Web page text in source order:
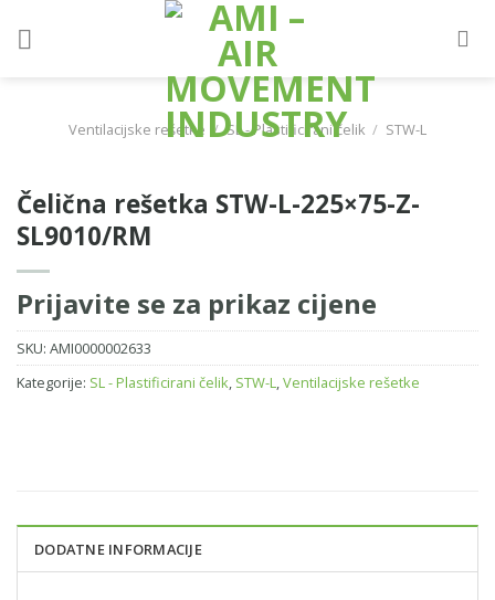
Ventilacijske rešetke / SL - Plastificirani čelik / STW-L
Čelična rešetka STW-L-225×75-Z-
SL9010/RM
Prijavite se za prikaz cijene
SKU: AMI0000002633
Kategorije: SL - Plastificirani čelik, STW-L,Ventilacijske rešetke
DODATNE INFORMACIJE